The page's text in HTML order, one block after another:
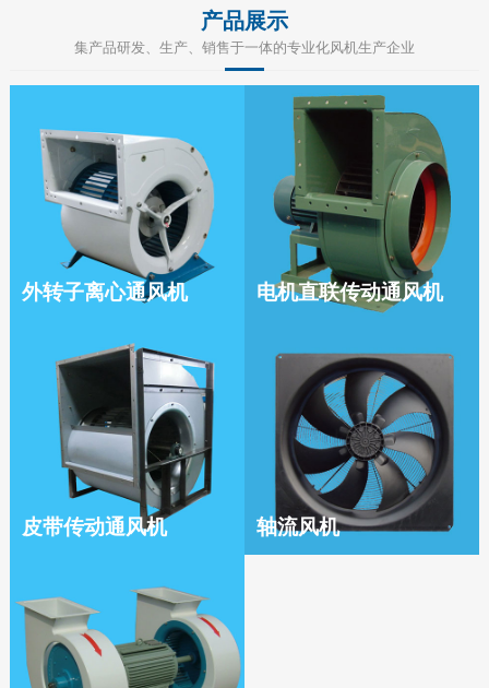
产品展示
集产品研发、生产、销售于一体的专业化风机生产企业
外转子离心通风机 电机直联传动通风机
皮带传动通风机 轴流风机